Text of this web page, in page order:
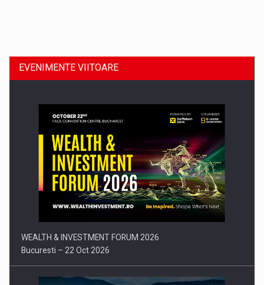
Comunicat de presa: Joburile part-time reincep sa intre pe…
EVENIMENTE VIITOARE
WEALTH & INVESTMENT FORUM 2026
Bucuresti – 22 Oct 2026